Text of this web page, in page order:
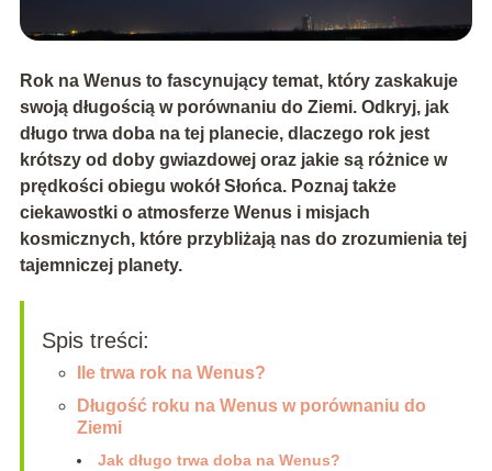
Rok na Wenus to fascynujący temat, który zaskakuje
swoją długością w porównaniu do Ziemi. Odkryj, jak
długo trwa doba na tej planecie, dlaczego rok jest
krótszy od doby gwiazdowej oraz jakie są różnice w
prędkości obiegu wokół Słońca. Poznaj także
ciekawostki o atmosferze Wenus i misjach
kosmicznych, które przybliżają nas do zrozumienia tej
tajemniczej planety.
Spis treści:
Ile trwa rok na Wenus?
Długość roku na Wenus w porównaniu do
Ziemi
Jak długo trwa doba na Wenus?